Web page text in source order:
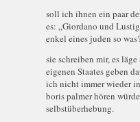
soll ich ihnen ein paar
es: „Giordano und
enkel eines juden so
sie schreiben mir, es
eigenen Staates geben
ich nicht immer wieder
boris palmer hören
selbstüberhebung.